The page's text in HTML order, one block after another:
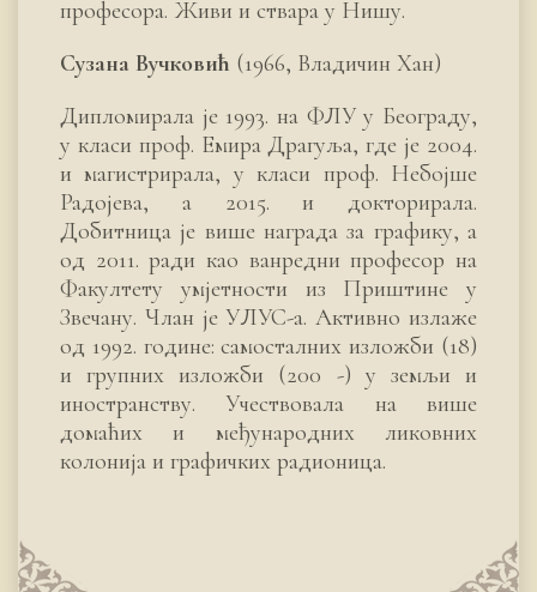
професора. Живи и ствара у Нишу.
Сузана Вучковић (1966, Владичин Хан)
Дипломирала је 1993. на ФЛУ у Београду,
у класи проф. Емира Драгуља, где је 2004.
и магистрирала, у класи проф. Небојше
Радојева, а 2015. и докторирала.
Добитница је више награда за графику, а
од 2011. ради као ванредни професор на
Факултету умјетности из Приштине у
Звечану. Члан је УЛУС-а. Активно излаже
од 1992. године: самосталних изложби (18)
и групних изложби (200 -) у земљи и
иностранству. Учествовала на више
домаћих и међународних ликовних
колонија и графичких радионица.